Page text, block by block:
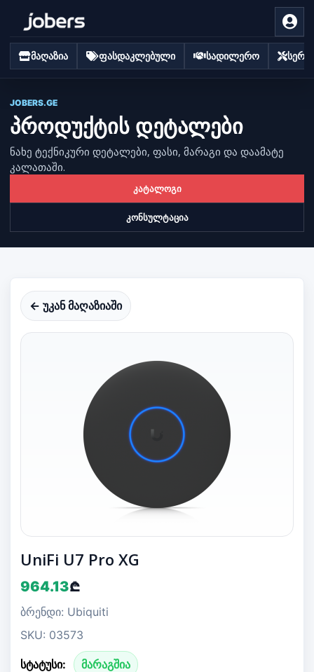
მაღაზია ფასდაკლებული სადილერო
JOBERS.GE
პროდუქტის დეტალები
ნახე ტექნიკური დეტალები, ფასი, მარაგი და დაამატე
კალათაში.
კატალოგი
კონსულტაცია
← უკან მაღაზიაში
UniFi U7 Pro XG
964.13₾
ბრენდი: Ubiquiti
SKU: 03573
სტატუსი: მარაგშია